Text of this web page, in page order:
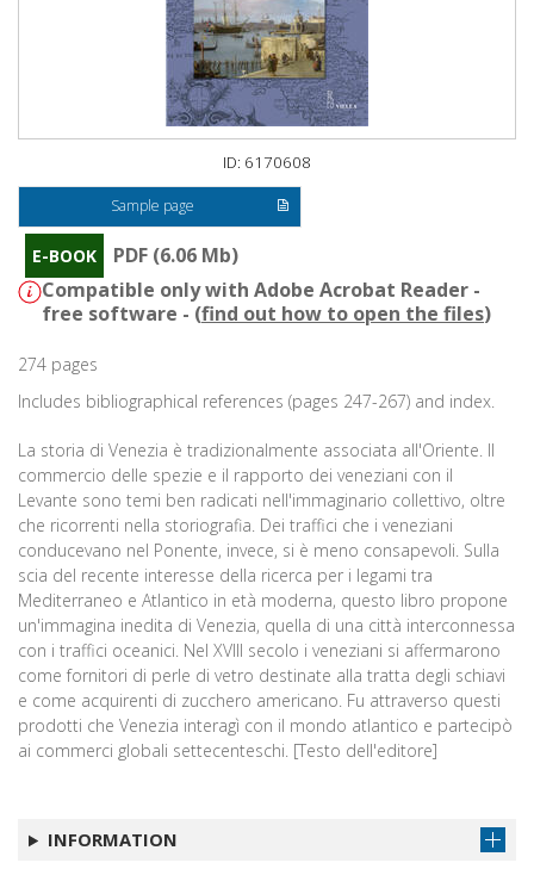
ID: 6170608
Sample page
E-BOOK
PDF (6.06 Mb)
Compatible only with Adobe Acrobat Reader -
free software - (find out how to open the files)
274 pages
Includes bibliographical references (pages 247-267) and index.
La storia di Venezia è tradizionalmente associata all'Oriente. Il
commercio delle spezie e il rapporto dei veneziani con il
Levante sono temi ben radicati nell'immaginario collettivo, oltre
che ricorrenti nella storiografia. Dei traffici che i veneziani
conducevano nel Ponente, invece, si è meno consapevoli. Sulla
scia del recente interesse della ricerca per i legami tra
Mediterraneo e Atlantico in età moderna, questo libro propone
un'immagina inedita di Venezia, quella di una città interconnessa
con i traffici oceanici. Nel XVIII secolo i veneziani si affermarono
come fornitori di perle di vetro destinate alla tratta degli schiavi
e come acquirenti di zucchero americano. Fu attraverso questi
prodotti che Venezia interagì con il mondo atlantico e partecipò
ai commerci globali settecenteschi. [Testo dell'editore]
INFORMATION